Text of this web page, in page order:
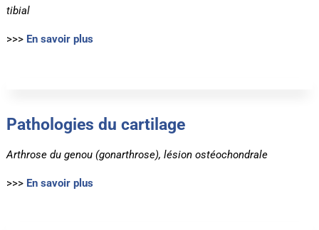
tibial
>>> En savoir plus
Pathologies du cartilage
Arthrose du genou (gonarthrose), lésion ostéochondrale
>>> En savoir plus